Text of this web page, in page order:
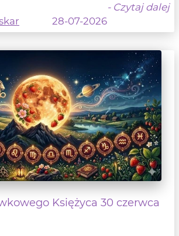
- Czytaj dalej
28-07-2026
Księżyca 30 czerwca